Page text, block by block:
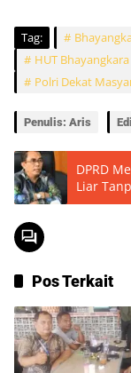
Tag:
HUT
Polri Dekat
Penulis: Aris
DPRD
Liar
Pos Terkait